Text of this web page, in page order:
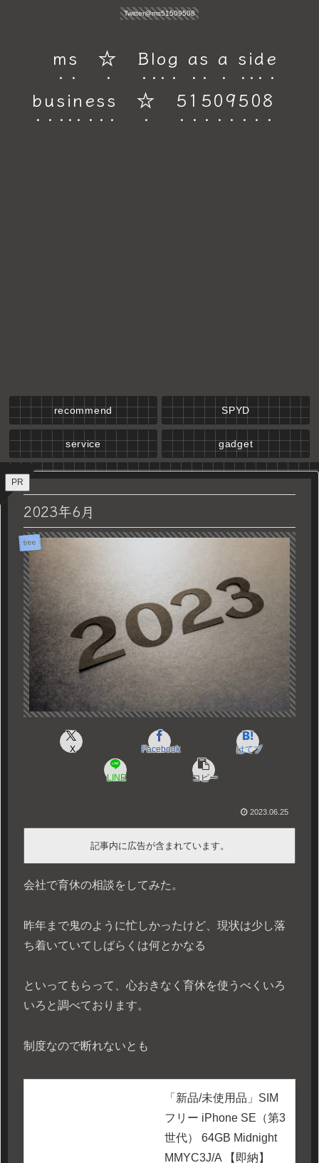
Twitter@ms51509508
ms ☆ Blog as a side
business ☆ 51509508
recommend SPYD
service gadget
PR
2023年6月
free
X Facebook はてブ
LINE コピー
2023.06.25
記事内に広告が含まれています。
会社で育休の相談をしてみた。
昨年まで鬼のように忙しかったけど、現状は少し落
ち着いていてしばらくは何とかなる
といってもらって、心おきなく育休を使うべくいろ
いろと調べております。
制度なので断れないとも
「新品/未使用品」SIM
フリー iPhone SE（第3
世代） 64GB Midnight
MMYC3J/A 【即納】